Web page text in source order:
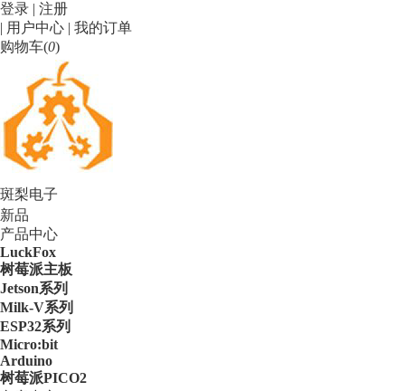
登录 | 注册
| 用户中心 | 我的订单
购物车(0)
斑梨电子
新品
产品中心
LuckFox
树莓派主板
Jetson系列
Milk-V系列
ESP32系列
Micro:bit
Arduino
树莓派PICO2